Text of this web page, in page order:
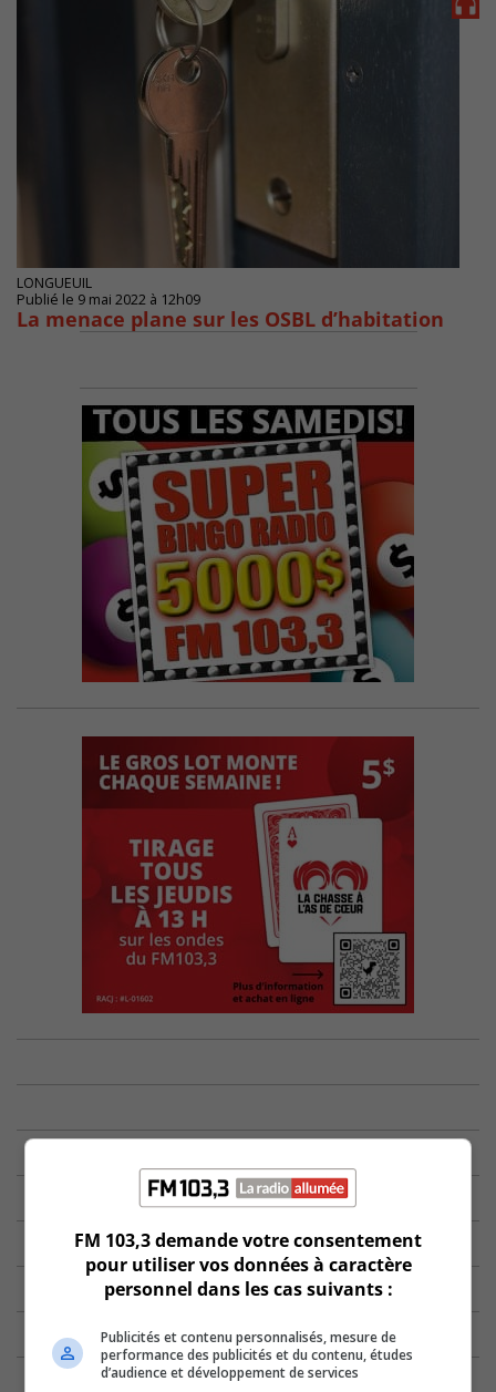
LONGUEUIL
Publié le 9 mai 2022 à 12h09
La menace plane sur les OSBL d’habitation
FM 103,3 demande votre consentement
pour utiliser vos données à caractère
personnel dans les cas suivants :
Publicités et contenu personnalisés, mesure de
performance des publicités et du contenu, études
d’audience et développement de services